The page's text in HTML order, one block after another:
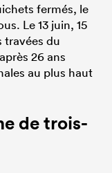
fermés, le
Le 13 juin, 15
travées du
26 ans
au plus haut
de trois-